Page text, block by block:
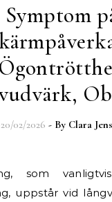
Symptom
20/02/2026 - By Clara
uppstår vid